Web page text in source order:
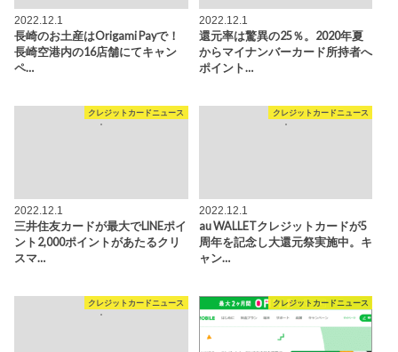
2022.12.1
長崎のお土産はOrigami Payで！
長崎空港内の16店舗にてキャン
ペ…
2022.12.1
還元率は驚異の25％。2020年夏
からマイナンバーカード所持者へ
ポイント…
クレジットカードニュース
2022.12.1
三井住友カードが最大でLINEポイ
ント2,000ポイントがあたるクリ
スマ…
クレジットカードニュース
2022.12.1
au WALLETクレジットカードが5
周年を記念し大還元祭実施中。キ
ャン…
クレジットカードニュース クレジットカードニュース